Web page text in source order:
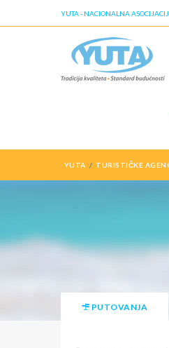
YUTA - NACIONALNA
YUTA TURISTIČKE
PUTOVANJA